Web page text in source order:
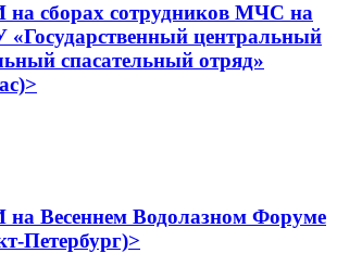
сборах сотрудников МЧС на
центральный
спасательный отряд»
Весеннем Водолазном Форуме
Петербург)>